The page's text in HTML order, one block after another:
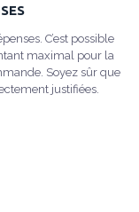
C’est possible
maximal pour la
Soyez sûr que
justifiées.